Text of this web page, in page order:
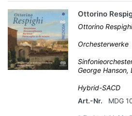
Ottorino
Ottorino
Orchesterwerke
George Hanson,
Hybrid-SACD
Art.-Nr.
MDG